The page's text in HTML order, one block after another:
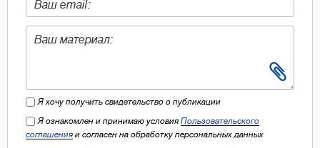
Я хочу получить свидетельство о публикации
Я ознакомлен и принимаю условия Пользовательского
соглашения и согласен на обработку персональных данных